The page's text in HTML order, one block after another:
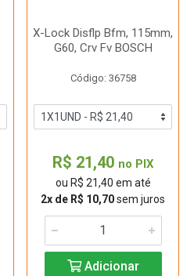
X-Lock Disflp Bfm, 115mm,
G60, Crv Fv BOSCH
Código: 36758
R$ 21,40 no PIX
ou R$ 21,40 em até
2x de R$ 10,70sem juros
Adicionar